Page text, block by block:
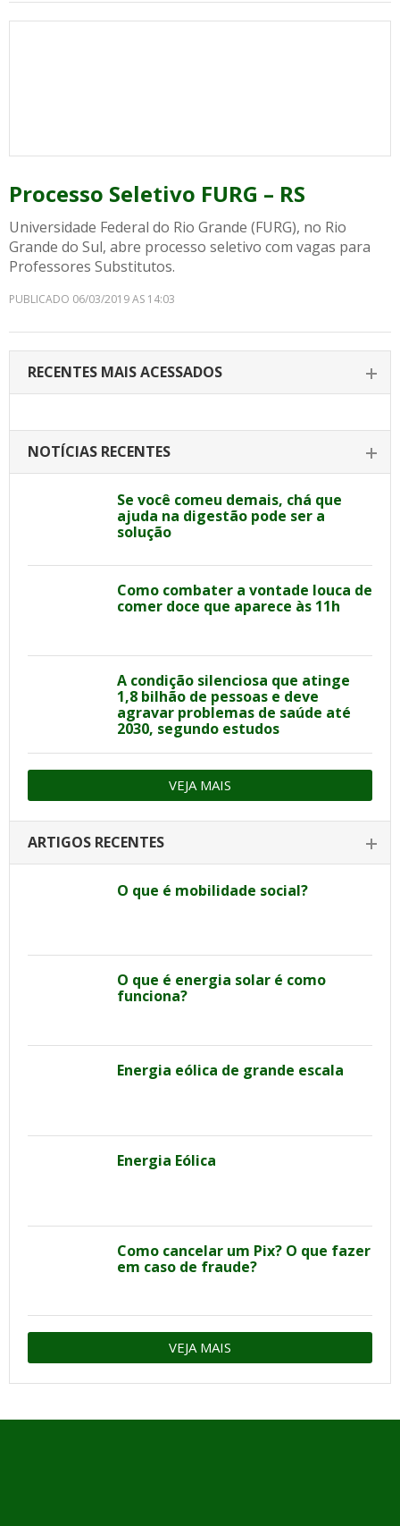
Processo Seletivo FURG – RS
Universidade Federal do Rio Grande (FURG), no Rio
Grande do Sul, abre processo seletivo com vagas para
Professores Substitutos.
PUBLICADO 06/03/2019 AS 14:03
RECENTES MAIS ACESSADOS
NOTÍCIAS RECENTES
Se você comeu demais, chá que
ajuda na digestão pode ser a
solução
Como combater a vontade louca de
comer doce que aparece às 11h
A condição silenciosa que atinge
1,8 bilhão de pessoas e deve
agravar problemas de saúde até
2030, segundo estudos
VEJA MAIS
ARTIGOS RECENTES
O que é mobilidade social?
O que é energia solar é como
funciona?
Energia eólica de grande escala
Energia Eólica
Como cancelar um Pix? O que fazer
em caso de fraude?
VEJA MAIS